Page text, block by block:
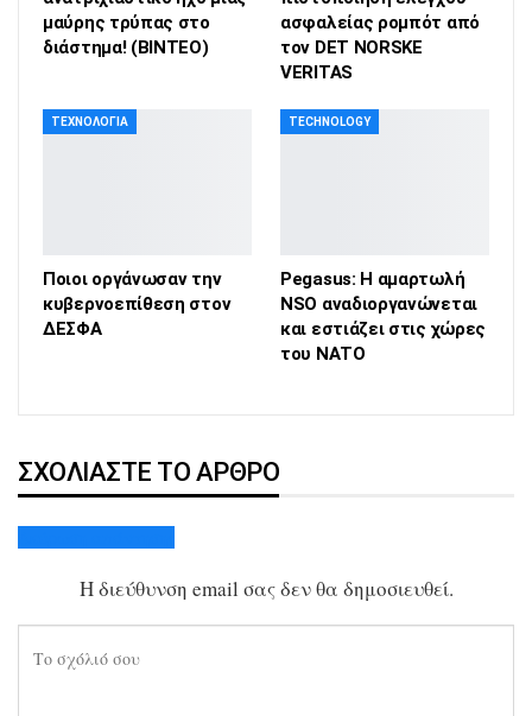
μαύρης τρύπας στο
διάστημα! (ΒΙΝΤΕΟ)
ασφαλείας ρομπότ από
τον DET NORSKE
VERITAS
ΤΕΧΝΟΛΟΓΊΑ
Ποιοι οργάνωσαν την
κυβερνοεπίθεση στον
ΔΕΣΦΑ
TECHNOLOGY
Pegasus: H αμαρτωλή
NSO αναδιοργανώνεται
και εστιάζει στις χώρες
του ΝΑΤΟ
ΣΧΟΛΙΆΣΤΕ ΤΟ ΆΡΘΡΟ
Η διεύθυνση email σας δεν θα δημοσιευθεί.